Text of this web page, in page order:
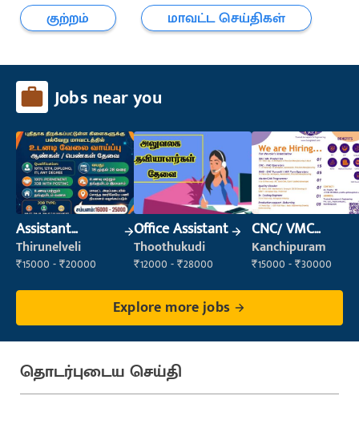
குற்றம் மாவட்ட செய்திகள்
Jobs near you
Assistant
Manager
Thirunelveli
₹15000 - ₹20000
Office Assistant
Thoothukudi
₹12000 - ₹28000
CNC/ VMC
Operator
Kanchipuram
₹15000 - ₹30000
Explore more jobs
தொடர்புடைய செய்தி